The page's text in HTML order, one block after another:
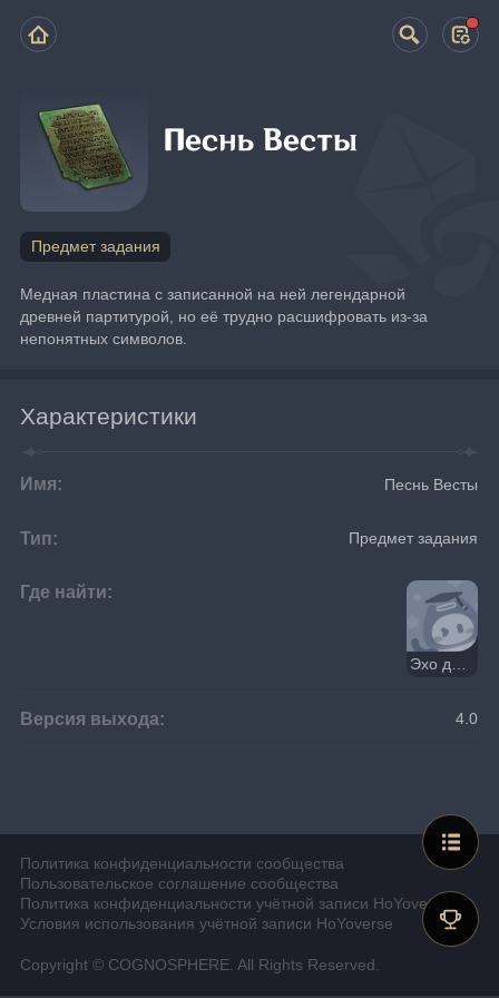
Песнь Весты
Предмет задания
Медная пластина с записанной на ней легендарной
древней партитурой, но её трудно расшифровать из-за
непонятных символов.
Характеристики
Имя: Песнь Весты
Тип: Предмет задания
Где найти:
Версия выхода: 4.0
Политика конфиденциальности сообщества
Пользовательское соглашение сообщества
Политика конфиденциальности учётной записи HoYoverse
Условия использования учётной записи HoYoverse
Copyright © COGNOSPHERE. All Rights Reserved.